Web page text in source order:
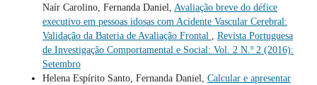
Naír Carolino, Fernanda Daniel, Avaliação breve do défice
executivo em pessoas idosas com Acidente Vascular Cerebral:
Validação da Bateria de Avaliação Frontal , Revista Portuguesa
de Investigação Comportamental e Social: Vol. 2 N.º 2 (2016):
Setembro
Helena Espírito Santo, Fernanda Daniel, Calcular e apresentar